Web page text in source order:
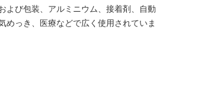
よび包装、アルミニウム、接着剤、自動
めっき、医療などで広く使用されていま